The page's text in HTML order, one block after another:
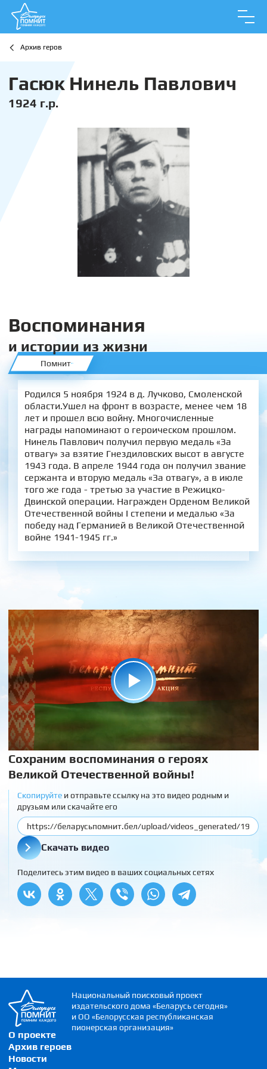
Архив геров
Гасюк Нинель Павлович
1924 г.р.
Воспоминания
и истории из жизни
Помнит
Родился 5 ноября 1924 в д. Лучково, Смоленской
области.Ушел на фронт в возрасте, менее чем 18
лет и прошел всю войну. Многочисленные
награды напоминают о героическом прошлом.
Нинель Павлович получил первую медаль «За
отвагу» за взятие Гнездиловских высот в августе
1943 года. В апреле 1944 года он получил звание
сержанта и вторую медаль «За отвагу», а в июле
того же года - третью за участие в Режицко-
Двинской операции. Награжден Орденом Великой
Отечественной войны I степени и медалью «За
победу над Германией в Великой Отечественной
войне 1941-1945 гг.»
Сохраним воспоминания о героях
Великой Отечественной войны!
Скопируйтеи отправьте ссылку на это видео родным и
друзьям или скачайте его
Скачать видео
Поделитесь этим видео в ваших социальных сетях
О проекте
Архив героев
Новости
Национальный поисковый проект
издательского дома «Беларусь сегодня»
и ОО «Белорусская республиканская
пионерская организация»